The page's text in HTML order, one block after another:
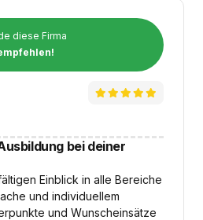
diese Firma
bei deiner
Einblick in alle Bereiche
und individuellem
und Wunscheinsätze